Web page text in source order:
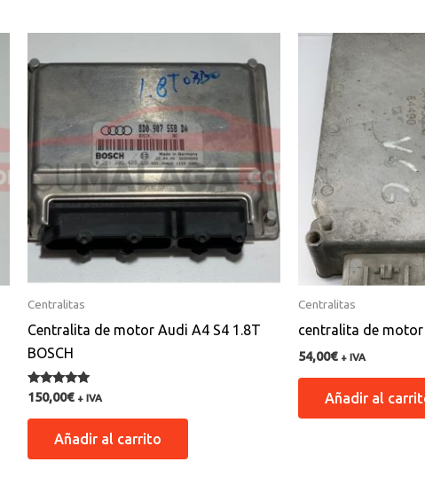
Centralitas
Centralita de motor Audi A4 S4 1.8T
BOSCH
Valorado con
5.00
de 5
150,00€ + IVA
Añadir al carrito
Centralitas
centralita de
54,00€ + IVA
Añadir al